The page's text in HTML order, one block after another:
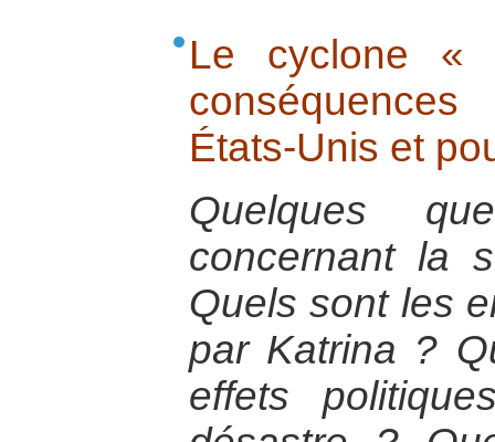
Le cyclone «
États-Unis et
Quelques
concernant la
Quels sont les
par Katrina ?
effets